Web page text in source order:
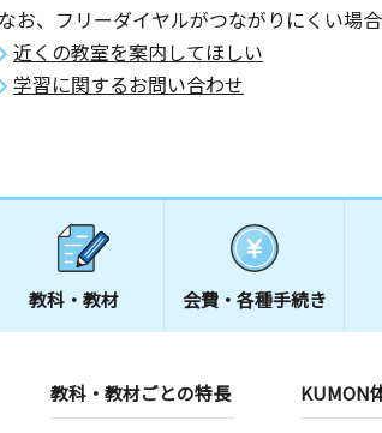
なお、フリーダイヤルがつながりにくい場
近くの教室を案内してほしい
学習に関するお問い合わせ
教科・教材 会費・ 各種手続き
教科・教材ごとの特長 KUMON